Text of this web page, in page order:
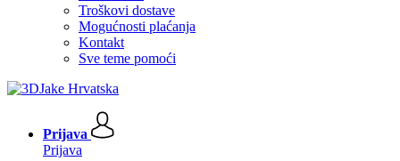
Troškovi dostave
Mogućnosti plaćanja
Kontakt
Sve teme pomoći
Prijava
Prijava